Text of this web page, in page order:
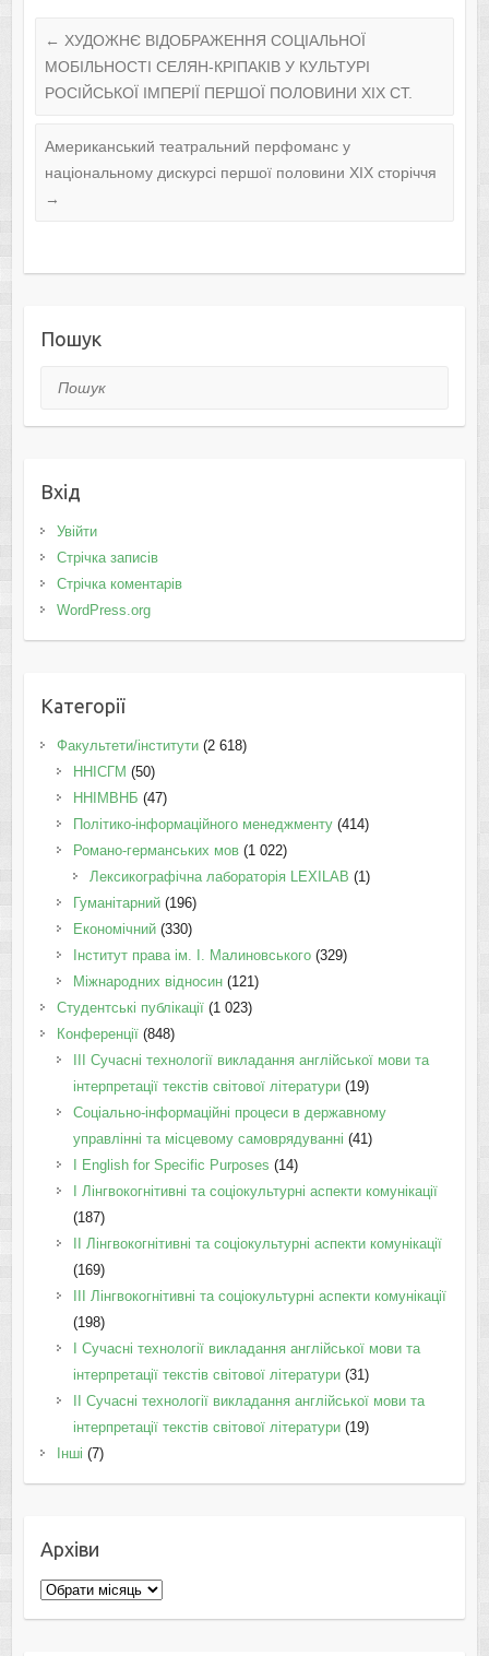
← ХУДОЖНЄ ВІДОБРАЖЕННЯ СОЦІАЛЬНОЇ
МОБІЛЬНОСТІ СЕЛЯН-КРІПАКІВ У КУЛЬТУРІ
РОСІЙСЬКОЇ ІМПЕРІЇ ПЕРШОЇ ПОЛОВИНИ ХІХ СТ.
Американський театральний перфоманс у
національному дискурсі першої половини ХIX сторіччя
→
Пошук
Пошук
Вхід
Увійти
Стрічка записів
Стрічка коментарів
WordPress.org
Категорії
Факультети/інститути(2 618)
ННІСГМ (50)
ННІМВНБ (47)
Політико-інформаційного менеджменту(414)
Романо-германських мов(1 022)
Лексикографічна лабораторія LEXILAB (1)
Гуманітарний(196)
Економічний(330)
Інститут права ім. І. Малиновського(329)
Міжнародних відносин(121)
Студентські публікації(1 023)
Конференції(848)
III Сучасні технології викладання англійської мови та
інтерпретації текстів світової літератури(19)
Соціально-інформаційні процеси в державному
управлінні та місцевому самоврядуванні (41)
І English for Specific Purposes (14)
I Лінгвокогнітивні та соціокультурні аспекти комунікації
(187)
IІ Лінгвокогнітивні та соціокультурні аспекти комунікації
(169)
IІI Лінгвокогнітивні та соціокультурні аспекти комунікації
(198)
I Cучасні технології викладання англійської мови та
інтерпретації текстів світової літератури(31)
II Cучасні технології викладання англійської мови та
інтерпретації текстів світової літератури(19)
Інші (7)
Архіви
Архіви